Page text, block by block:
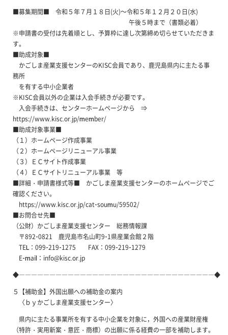
■募集期間■ 令和５年７月１８日(火)～令和５年１２月２０日(水)
午後５時まで（書類必着）
※申請書の受付は先着順とし、予算枠に達し次第締め切らせていただきま
す。
■助成対象■
かごしま産業支援センターのKISC会員であり、鹿児島県内に主たる事
務所
を有する中小企業者
※KISC会員以外の企業は入会手続きが必要です。
入会手続きは、センターホームページから ⇒
https://www.kisc.or.jp/member/
■助成対象事業■
（１）ホームページ作成事業
（２）ホームページリニューアル事業
（３）ＥＣサイト作成事業
（４）ＥＣサイトリニューアル事業 等
■詳細・申請書様式等■ かごしま産業支援センターのホームページでご
確認ください。
https://www.kisc.or.jp/cat-soumu/59502/
■お問合せ先■
（公財）かごしま産業支援センター 総務情報課
〒892-0821 鹿児島市名山町9-1県産業会館２階
TEL：099-219-1275 FAX：099-219-1279
E-mail：info@kisc.or.jp
◆――――――――――――――――――――――――――――――――◆
５【補助金】外国出願への補助金の案内
〈ｂｙかごしま産業支援センター〉
県内に主たる事業所を有する中小企業を対象に，外国への産業財産権
（特許・実用新案・意匠・商標）の出願に係る経費の一部を補助します。